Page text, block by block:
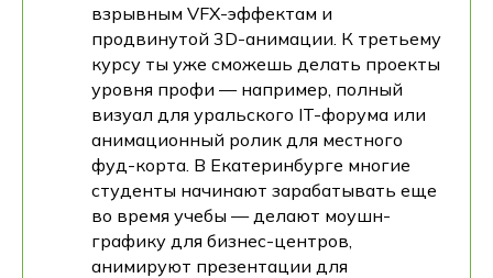
взрывным VFX-эффектам и
продвинутой 3D-анимации. К третьему
курсу ты уже сможешь делать проекты
уровня профи — например, полный
визуал для уральского IT-форума или
анимационный ролик для местного
фуд-корта. В Екатеринбурге многие
студенты начинают зарабатывать еще
во время учебы — делают моушн-
графику для бизнес-центров,
анимируют презентации для